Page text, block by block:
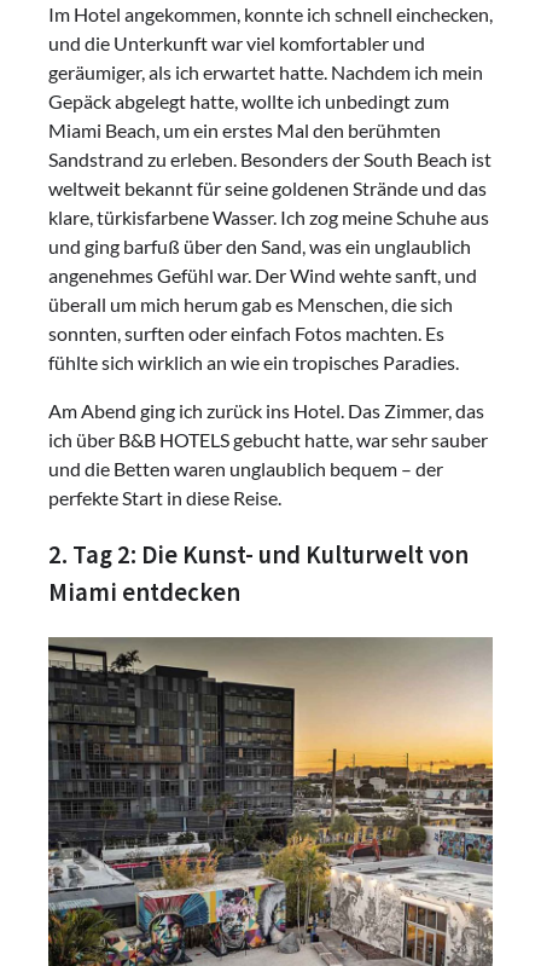
Im Hotel angekommen, konnte ich schnell einchecken,
und die Unterkunft war viel komfortabler und
geräumiger, als ich erwartet hatte. Nachdem ich mein
Gepäck abgelegt hatte, wollte ich unbedingt zum
Miami Beach, um ein erstes Mal den berühmten
Sandstrand zu erleben. Besonders der South Beach ist
weltweit bekannt für seine goldenen Strände und das
klare, türkisfarbene Wasser. Ich zog meine Schuhe aus
und ging barfuß über den Sand, was ein unglaublich
angenehmes Gefühl war. Der Wind wehte sanft, und
überall um mich herum gab es Menschen, die sich
sonnten, surften oder einfach Fotos machten. Es
fühlte sich wirklich an wie ein tropisches Paradies.
Am Abend ging ich zurück ins Hotel. Das Zimmer, das
ich über B&B HOTELS gebucht hatte, war sehr sauber
und die Betten waren unglaublich bequem – der
perfekte Start in diese Reise.
2. Tag 2: Die Kunst- und Kulturwelt von
Miami entdecken